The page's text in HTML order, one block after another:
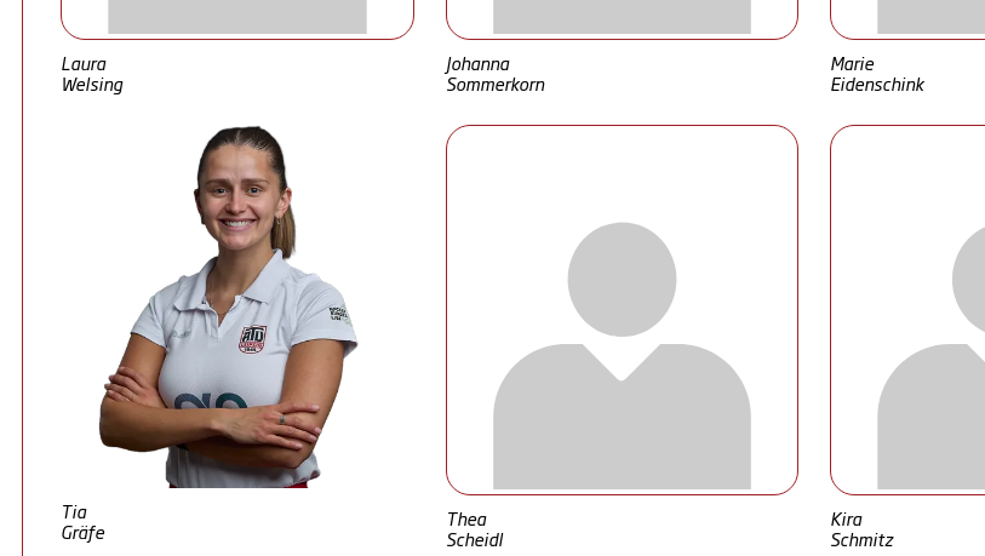
Laura
Welsing
Johanna
Sommerkorn
Marie
Eidenschink
Tia
Gräfe
Thea
Scheidl
Kira
Schmitz